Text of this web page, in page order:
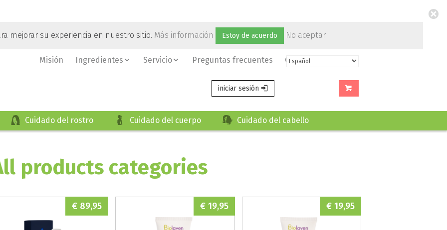
mejorar su experiencia en nuestro sitio. Más información Estoy de acuerdo No aceptar
Misión Ingredientes Servicio Preguntas frecuentes Contacto
iniciar sesión
Cuidado del rostro Cuidado del cuerpo Cuidado del cabello
products categories
€ 89,95 € 19,95 € 19,95